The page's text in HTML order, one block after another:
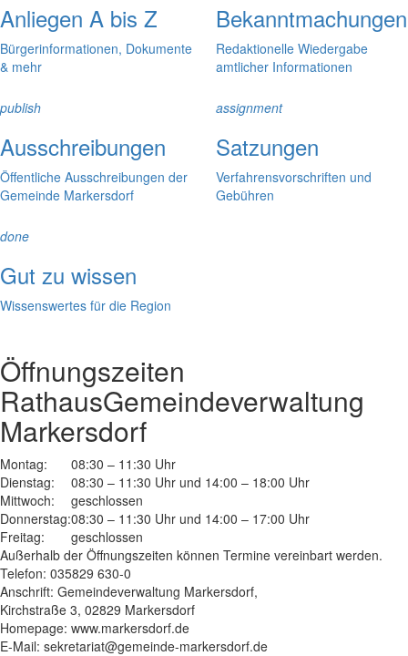
Anliegen A bis Z
Bürgerinformationen, Dokumente
& mehr
Bekanntmachungen
Redaktionelle Wiedergabe
amtlicher Informationen
publish
Ausschreibungen
Öffentliche Ausschreibungen der
Gemeinde Markersdorf
assignment
Satzungen
Verfahrensvorschriften und
Gebühren
done
Gut zu wissen
Wissenswertes für die Region
Öffnungszeiten
RathausGemeindeverwaltung
Markersdorf
Montag:
08:30 – 11:30 Uhr
Dienstag:
08:30 – 11:30 Uhr und 14:00 – 18:00 Uhr
Mittwoch:
geschlossen
Donnerstag:08:30 – 11:30 Uhr und 14:00 – 17:00 Uhr
Freitag:
geschlossen
Außerhalb der Öffnungszeiten können Termine vereinbart werden.
Telefon: 035829 630-0
Anschrift: Gemeindeverwaltung Markersdorf,
Kirchstraße 3, 02829 Markersdorf
Homepage: www.markersdorf.de
E-Mail: sekretariat@gemeinde-markersdorf.de